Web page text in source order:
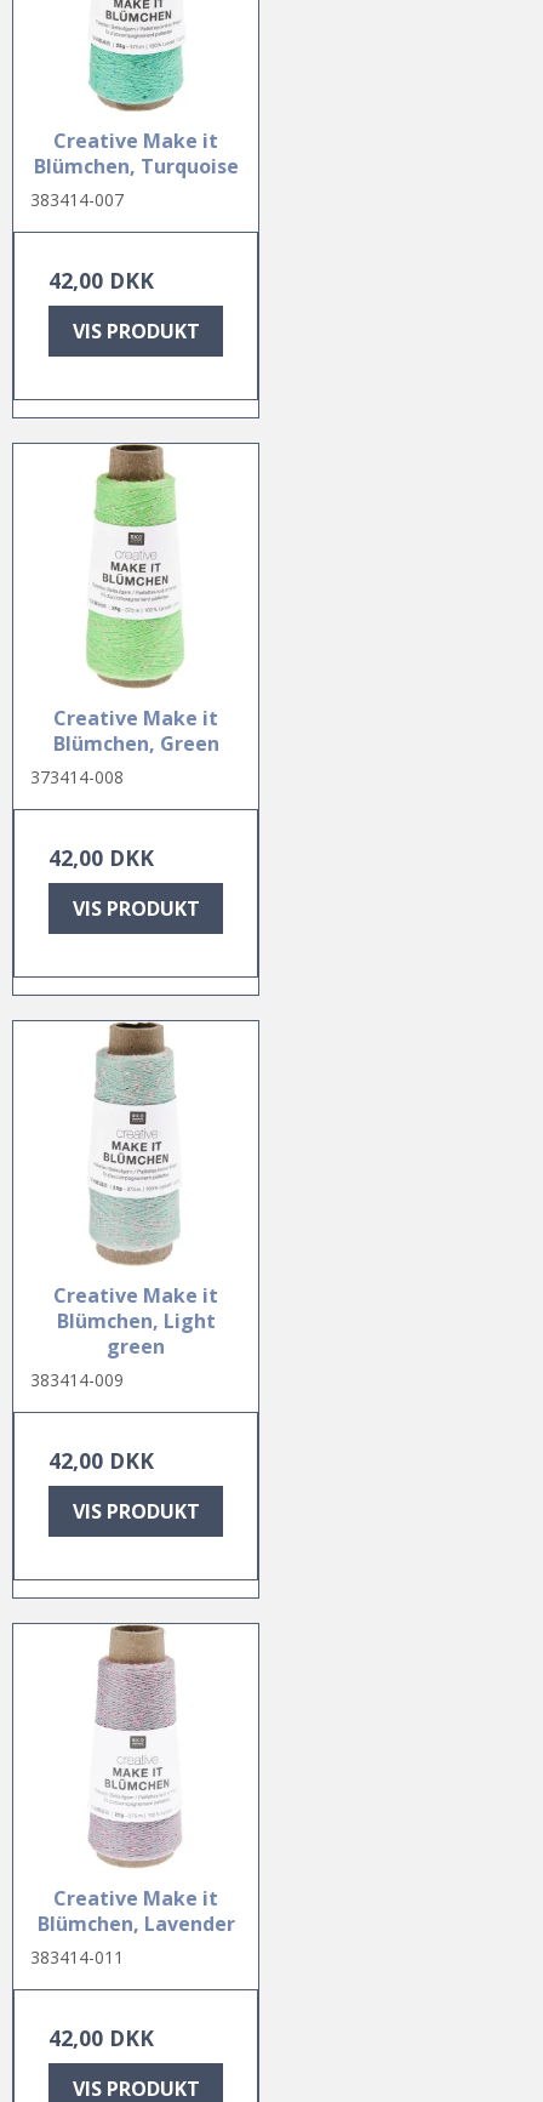
Creative Make it
Blümchen, Turquoise
383414-007
42,00 DKK
VIS PRODUKT
Creative Make it
Blümchen, Green
373414-008
42,00 DKK
VIS PRODUKT
Creative Make it
Blümchen, Light
green
383414-009
42,00 DKK
VIS PRODUKT
Creative Make it
Blümchen, Lavender
383414-011
42,00 DKK
VIS PRODUKT